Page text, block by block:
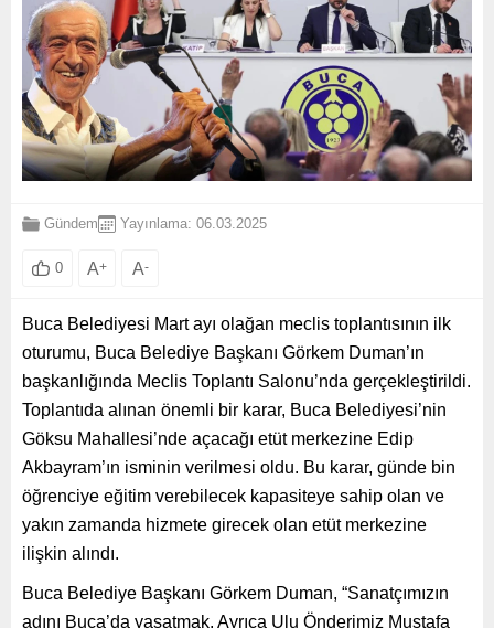
Gündem Yayınlama: 06.03.2025
0 A+ A-
Buca Belediyesi Mart ayı olağan meclis toplantısının ilk
oturumu, Buca Belediye Başkanı Görkem Duman’ın
başkanlığında Meclis Toplantı Salonu’nda gerçekleştirildi.
Toplantıda alınan önemli bir karar, Buca Belediyesi’nin
Göksu Mahallesi’nde açacağı etüt merkezine Edip
Akbayram’ın isminin verilmesi oldu. Bu karar, günde bin
öğrenciye eğitim verebilecek kapasiteye sahip olan ve
yakın zamanda hizmete girecek olan etüt merkezine
ilişkin alındı.
Buca Belediye Başkanı Görkem Duman, “Sanatçımızın
adını Buca’da yaşatmak. Ayrıca Ulu Önderimiz Mustafa